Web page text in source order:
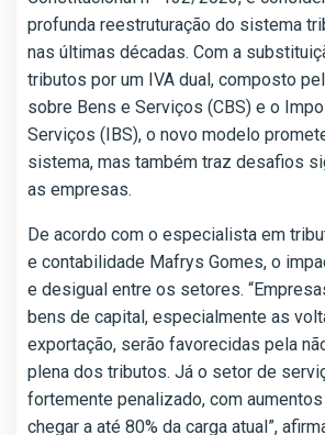
profunda reestruturação do sistema
nas últimas décadas. Com a
tributos por um IVA dual, composto
sobre Bens e Serviços (CBS) e o
Serviços (IBS), o novo modelo
sistema, mas também traz desafios
as empresas.
De acordo com o especialista em
e contabilidade Mafrys Gomes, o
e desigual entre os setores.
bens de capital, especialmente as
exportação, serão favorecidas pela
plena dos tributos. Já o setor de
fortemente penalizado, com
chegar a até 80% da carga atual”,